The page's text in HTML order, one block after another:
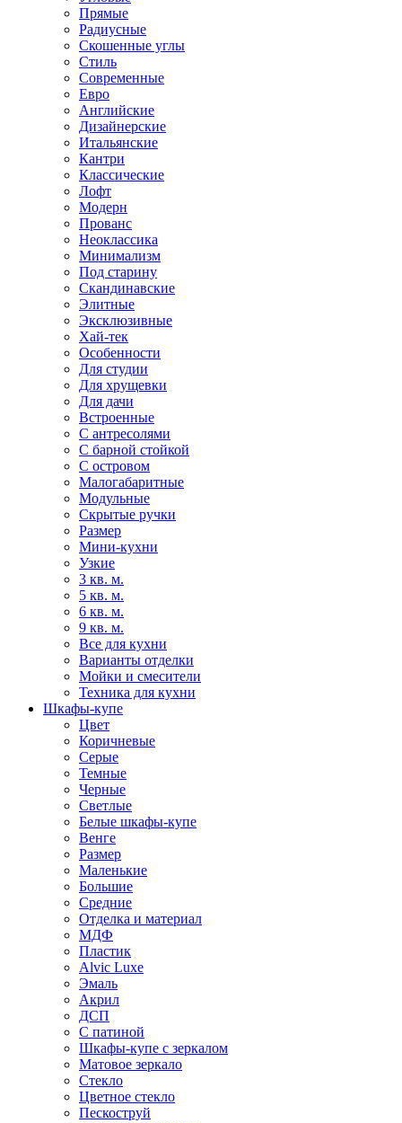
Прямые
Радиусные
Скошенные углы
Стиль
Современные
Евро
Английские
Дизайнерские
Итальянские
Кантри
Классические
Лофт
Модерн
Прованс
Неоклассика
Минимализм
Под старину
Скандинавские
Элитные
Эксклюзивные
Хай-тек
Особенности
Для студии
Для хрущевки
Для дачи
Встроенные
С антресолями
С барной стойкой
С островом
Малогабаритные
Модульные
Скрытые ручки
Размер
Мини-кухни
Узкие
3 кв. м.
5 кв. м.
6 кв. м.
9 кв. м.
Все для кухни
Варианты отделки
Мойки и смесители
Техника для кухни
Шкафы-купе
Цвет
Коричневые
Серые
Темные
Черные
Светлые
Белые шкафы-купе
Венге
Размер
Маленькие
Большие
Средние
Отделка и материал
МДФ
Пластик
Alvic Luxe
Эмаль
Акрил
ДСП
С патиной
Шкафы-купе с зеркалом
Матовое зеркало
Стекло
Цветное стекло
Пескоструй